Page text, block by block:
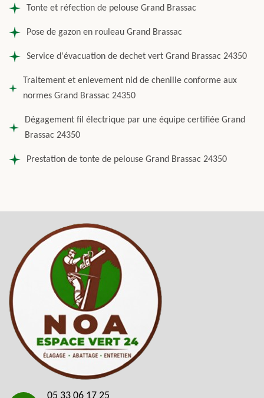
Tonte et réfection de pelouse Grand Brassac
Pose de gazon en rouleau Grand Brassac
Service d'évacuation de dechet vert Grand Brassac 24350
Traitement et enlevement nid de chenille conforme aux
normes Grand Brassac 24350
Dégagement fil électrique par une équipe certifiée Grand
Brassac 24350
Prestation de tonte de pelouse Grand Brassac 24350